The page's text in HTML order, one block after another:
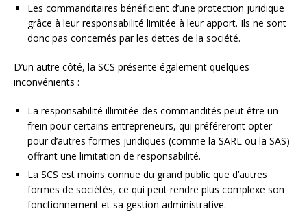
Les commanditaires bénéficient d’une protection juridique
grâce à leur responsabilité limitée à leur apport. Ils ne sont
donc pas concernés par les dettes de la société.
D’un autre côté, la SCS présente également quelques
inconvénients :
La responsabilité illimitée des commandités peut être un
frein pour certains entrepreneurs, qui préféreront opter
pour d’autres formes juridiques (comme la SARL ou la SAS)
offrant une limitation de responsabilité.
La SCS est moins connue du grand public que d’autres
formes de sociétés, ce qui peut rendre plus complexe son
fonctionnement et sa gestion administrative.